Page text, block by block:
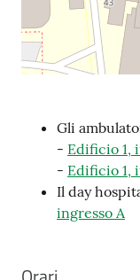
Gli
- Edificio 1,
- Edificio 1,
Il day
ingresso A